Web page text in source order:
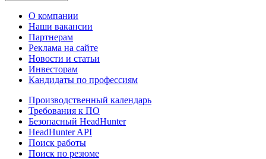
О компании
Наши вакансии
Партнерам
Реклама на сайте
Новости и статьи
Инвесторам
Кандидаты по профессиям
Производственный календарь
Требования к ПО
Безопасный HeadHunter
HeadHunter API
Поиск работы
Поиск по резюме